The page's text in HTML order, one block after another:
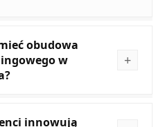
obudowa
w
innowują